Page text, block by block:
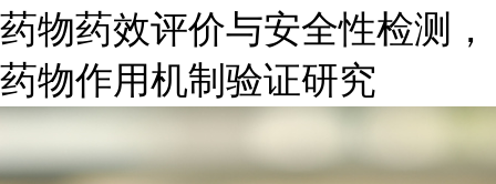
药物药效评价与安全性检测，
药物作用机制验证研究